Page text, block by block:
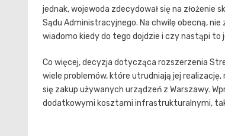
jednak, wojewoda zdecydował się na złożenie
Sądu Administracyjnego. Na chwilę obecną,
wiadomo kiedy do tego dojdzie i czy nastąpi to
Co więcej, decyzja dotycząca rozszerzenia
wiele problemów, które utrudniają jej
się zakup używanych urządzeń z Warszawy.
dodatkowymi kosztami infrastrukturalnymi,